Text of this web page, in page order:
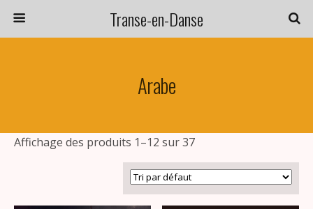
Transe-en-Danse
Arabe
Affichage des produits 1–12 sur 37